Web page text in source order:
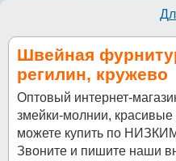
Швейная
регилин, кружево
Оптовый интернет-
змейки-молнии,
можете купить по
Звоните и пишите наши